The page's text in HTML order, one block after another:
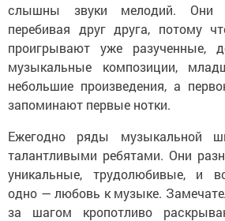
слышны звуки мелодий. Они
перебивая друг друга, потому
проигрывают уже разученные,
музыкальные композиции,
небольшие произведения, а
запоминают первые нотки.
Ежегодно ряды музыкальной
талантливыми ребятами. Они
уникальные, трудолюбивые, и
одно — любовь к музыке.
за шагом кропотливо